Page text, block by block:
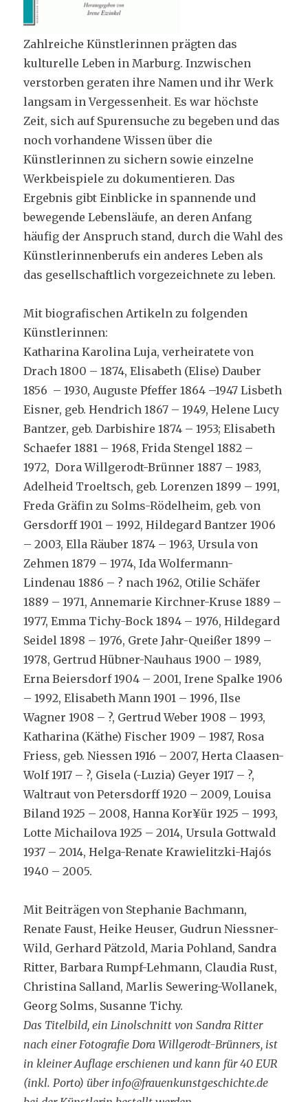
Zahlreiche Künstlerinnen prägten das
kulturelle Leben in Marburg. Inzwischen
verstorben geraten ihre Namen und ihr Werk
langsam in Vergessenheit. Es war höchste
Zeit, sich auf Spurensuche zu begeben und das
noch vorhandene Wissen über die
Künstlerinnen zu sichern sowie einzelne
Werkbeispiele zu dokumentieren. Das
Ergebnis gibt Einblicke in spannende und
bewegende Lebensläufe, an deren Anfang
häufig der Anspruch stand, durch die Wahl des
Künstlerinnenberufs ein anderes Leben als
das gesellschaftlich vorgezeichnete zu leben.
Mit biografischen Artikeln zu folgenden
Künstlerinnen:
Katharina Karolina Luja, verheiratete von
Drach 1800 – 1874, Elisabeth (Elise) Dauber
1856 – 1930, Auguste Pfeffer 1864 –1947 Lisbeth
Eisner, geb. Hendrich 1867 – 1949, Helene Lucy
Bantzer, geb. Darbishire 1874 – 1953; Elisabeth
Schaefer 1881 – 1968, Frida Stengel 1882 –
1972, Dora Willgerodt-Brünner 1887 – 1983,
Adelheid Troeltsch, geb. Lorenzen 1899 – 1991,
Freda Gräfin zu Solms-Rödelheim, geb. von
Gersdorff 1901 – 1992, Hildegard Bantzer 1906
– 2003, Ella Räuber 1874 – 1963, Ursula von
Zehmen 1879 – 1974, Ida Wolfermann-
Lindenau 1886 – ? nach 1962, Otilie Schäfer
1889 – 1971, Annemarie Kirchner-Kruse 1889 –
1977, Emma Tichy-Bock 1894 – 1976, Hildegard
Seidel 1898 – 1976, Grete Jahr-Queißer 1899 –
1978, Gertrud Hübner-Nauhaus 1900 – 1989,
Erna Beiersdorf 1904 – 2001, Irene Spalke 1906
– 1992, Elisabeth Mann 1901 – 1996, Ilse
Wagner 1908 – ?, Gertrud Weber 1908 – 1993,
Katharina (Käthe) Fischer 1909 – 1987, Rosa
Friess, geb. Niessen 1916 – 2007, Herta Claasen-
Wolf 1917 – ?, Gisela (-Luzia) Geyer 1917 – ?,
Waltraut von Petersdorff 1920 – 2009, Louisa
Biland 1925 – 2008, Hanna Kor¥ür 1925 – 1993,
Lotte Michailova 1925 – 2014, Ursula Gottwald
1937 – 2014, Helga-Renate Krawielitzki-Hajós
1940 – 2005.
Mit Beiträgen von Stephanie Bachmann,
Renate Faust, Heike Heuser, Gudrun Niessner-
Wild, Gerhard Pätzold, Maria Pohland, Sandra
Ritter, Barbara Rumpf-Lehmann, Claudia Rust,
Christina Salland, Marlis Sewering-Wollanek,
Georg Solms, Susanne Tichy.
Das Titelbild, ein Linolschnitt von Sandra Ritter
nach einer Fotografie Dora Willgerodt-Brünners, ist
in kleiner Auflage erschienen und kann für 40 EUR
(inkl. Porto) über info@frauenkunstgeschichte.de